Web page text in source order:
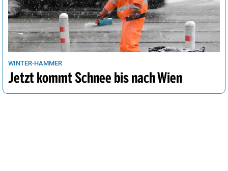
WINTER-HAMMER
Jetzt kommt Schnee bis nach Wien